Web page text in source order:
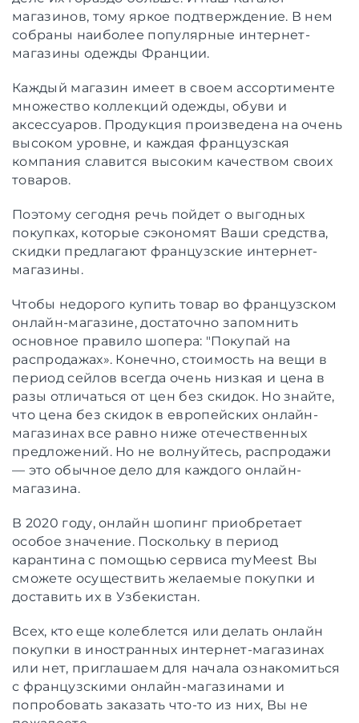
магазинов, тому яркое подтверждение. В нем
собраны наиболее популярные интернет-
магазины одежды Франции.
Каждый магазин имеет в своем ассортименте
множество коллекций одежды, обуви и
аксессуаров. Продукция произведена на очень
высоком уровне, и каждая французская
компания славится высоким качеством своих
товаров.
Поэтому сегодня речь пойдет о выгодных
покупках, которые сэкономят Ваши средства,
скидки предлагают французские интернет-
магазины.
Чтобы недорого купить товар во французском
онлайн-магазине, достаточно запомнить
основное правило шопера: "Покупай на
распродажах». Конечно, стоимость на вещи в
период сейлов всегда очень низкая и цена в
разы отличаться от цен без скидок. Но знайте,
что цена без скидок в европейских онлайн-
магазинах все равно ниже отечественных
предложений. Но не волнуйтесь, распродажи
— это обычное дело для каждого онлайн-
магазина.
В 2020 году, онлайн шопинг приобретает
особое значение. Поскольку в период
карантина с помощью сервиса myMeest Вы
сможете осуществить желаемые покупки и
доставить их в Узбекистан.
Всех, кто еще колеблется или делать онлайн
покупки в иностранных интернет-магазинах
или нет, приглашаем для начала ознакомиться
с французскими онлайн-магазинами и
попробовать заказать что-то из них, Вы не